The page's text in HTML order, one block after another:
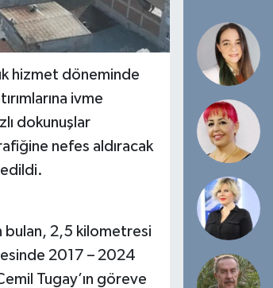
hizmet döneminde
ivme
dokunuşlar
nefes aldıracak
bulan, 2,5 kilometresi
2017 – 2024
Tugay’ın göreve